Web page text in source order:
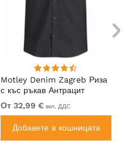
Motley Denim Zagreb Риза
с къс ръкав Антрацит
От 32,99 € вкл. ДДС
Добавете в кошницата